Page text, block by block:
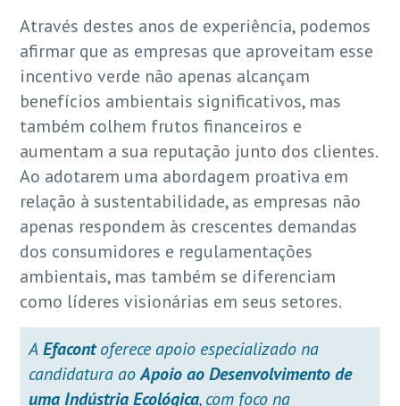
Através destes anos de experiência, podemos
afirmar que as empresas que aproveitam esse
incentivo verde não apenas alcançam
benefícios ambientais significativos, mas
também colhem frutos financeiros e
aumentam a sua reputação junto dos clientes.
Ao adotarem uma abordagem proativa em
relação à sustentabilidade, as empresas não
apenas respondem às crescentes demandas
dos consumidores e regulamentações
ambientais, mas também se diferenciam
como líderes visionárias em seus setores.
AEfacontoferece apoio especializado na
candidatura aoApoio ao Desenvolvimento de
uma Indústria Ecológica, com foco na